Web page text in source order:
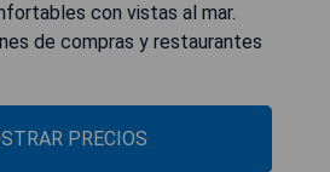
con vistas al mar.
de compras y restaurantes
PRECIOS